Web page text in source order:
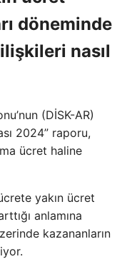
döneminde
nasıl
(DİSK-AR)
2024” raporu,
ücret haline
yakın ücret
anlamına
kazananların